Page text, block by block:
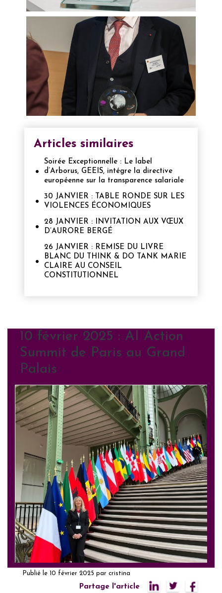
Articles similaires
Soirée Exceptionnelle : Le label
d’Arborus, GEEIS, intégre la directive
européenne sur la transparence salariale
30 JANVIER : TABLE RONDE SUR LES
VIOLENCES ÉCONOMIQUES
28 JANVIER : INVITATION AUX VŒUX
D’AURORE BERGÉ
26 JANVIER : REMISE DU LIVRE
BLANC DU THINK & DO TANK MARIE
CLAIRE AU CONSEIL
CONSTITUTIONNEL
10 février 2025 : AI Action
Summit de Paris au Grand
Palais
Publié le 10 février 2025 par cristina
Partage l'article